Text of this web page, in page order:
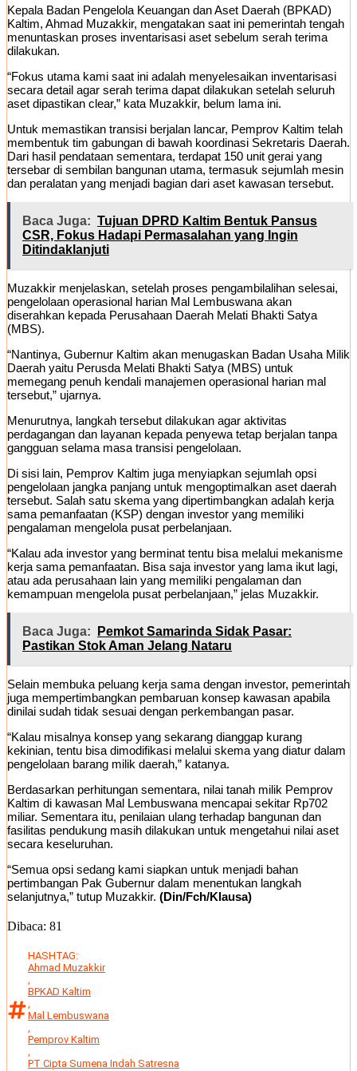
Kepala Badan Pengelola Keuangan dan Aset Daerah (BPKAD)
Kaltim, Ahmad Muzakkir, mengatakan saat ini pemerintah tengah
menuntaskan proses inventarisasi aset sebelum serah terima
dilakukan.
“Fokus utama kami saat ini adalah menyelesaikan inventarisasi
secara detail agar serah terima dapat dilakukan setelah seluruh
aset dipastikan clear,” kata Muzakkir, belum lama ini.
Untuk memastikan transisi berjalan lancar, Pemprov Kaltim telah
membentuk tim gabungan di bawah koordinasi Sekretaris Daerah.
Dari hasil pendataan sementara, terdapat 150 unit gerai yang
tersebar di sembilan bangunan utama, termasuk sejumlah mesin
dan peralatan yang menjadi bagian dari aset kawasan tersebut.
Baca Juga: Tujuan DPRD Kaltim Bentuk Pansus
CSR, Fokus Hadapi Permasalahan yang Ingin
Ditindaklanjuti
Muzakkir menjelaskan, setelah proses pengambilalihan selesai,
pengelolaan operasional harian Mal Lembuswana akan
diserahkan kepada Perusahaan Daerah Melati Bhakti Satya
(MBS).
“Nantinya, Gubernur Kaltim akan menugaskan Badan Usaha Milik
Daerah yaitu Perusda Melati Bhakti Satya (MBS) untuk
memegang penuh kendali manajemen operasional harian mal
tersebut,” ujarnya.
Menurutnya, langkah tersebut dilakukan agar aktivitas
perdagangan dan layanan kepada penyewa tetap berjalan tanpa
gangguan selama masa transisi pengelolaan.
Di sisi lain, Pemprov Kaltim juga menyiapkan sejumlah opsi
pengelolaan jangka panjang untuk mengoptimalkan aset daerah
tersebut. Salah satu skema yang dipertimbangkan adalah kerja
sama pemanfaatan (KSP) dengan investor yang memiliki
pengalaman mengelola pusat perbelanjaan.
“Kalau ada investor yang berminat tentu bisa melalui mekanisme
kerja sama pemanfaatan. Bisa saja investor yang lama ikut lagi,
atau ada perusahaan lain yang memiliki pengalaman dan
kemampuan mengelola pusat perbelanjaan,” jelas Muzakkir.
Baca Juga:
Pemkot Samarinda Sidak Pasar:
Pastikan Stok Aman Jelang Nataru
Selain membuka peluang kerja sama dengan investor, pemerintah
juga mempertimbangkan pembaruan konsep kawasan apabila
dinilai sudah tidak sesuai dengan perkembangan pasar.
“Kalau misalnya konsep yang sekarang dianggap kurang
kekinian, tentu bisa dimodifikasi melalui skema yang diatur dalam
pengelolaan barang milik daerah,” katanya.
Berdasarkan perhitungan sementara, nilai tanah milik Pemprov
Kaltim di kawasan Mal Lembuswana mencapai sekitar Rp702
miliar. Sementara itu, penilaian ulang terhadap bangunan dan
fasilitas pendukung masih dilakukan untuk mengetahui nilai aset
secara keseluruhan.
“Semua opsi sedang kami siapkan untuk menjadi bahan
pertimbangan Pak Gubernur dalam menentukan langkah
selanjutnya,” tutup Muzakkir. (Din/Fch/Klausa)
Dibaca: 81
HASHTAG:
Ahmad Muzakkir
,
BPKAD Kaltim
,
Mal Lembuswana
,
Pemprov Kaltim
,
PT Cipta Sumena Indah Satresna